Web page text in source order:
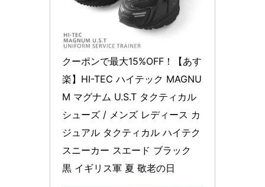
クーポンで最大15%OFF！【あす
楽】HI-TEC ハイテック MAGNU
M マグナム U.S.T タクティカル
シューズ / メンズ レディース カ
ジュアル タクティカル ハイテク
スニーカー スエード ブラック
黒 イギリス軍 夏 敬老の日